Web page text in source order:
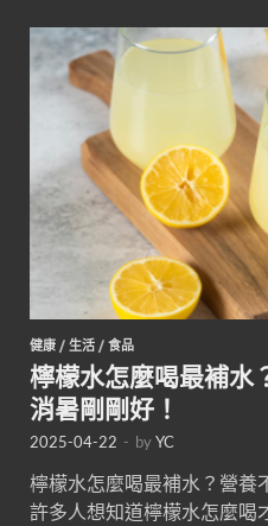
健康 / 生活 / 食品
檸檬水怎麼喝最補水
消暑剛剛好！
2025-04-22 - byYC
檸檬水怎麼喝最補水？營養
許多人想知道檸檬水怎麼喝